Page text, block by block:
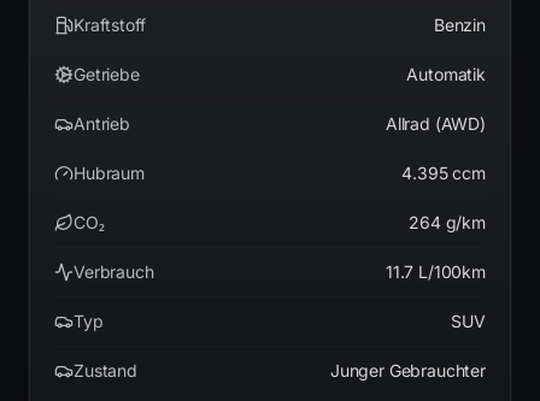
Kraftstoff Benzin
Getriebe Automatik
Antrieb Allrad (AWD)
Hubraum 4.395 ccm
CO₂ 264 g/km
Verbrauch 11.7 L/100km
Typ SUV
Zustand Junger Gebrauchter